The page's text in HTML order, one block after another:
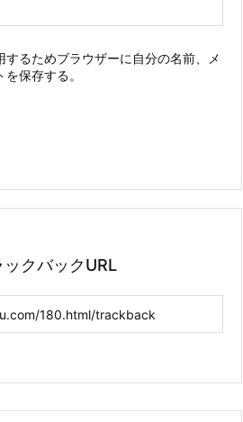
するためブラウザーに自分の名前、メ
保存する。
クバックURL